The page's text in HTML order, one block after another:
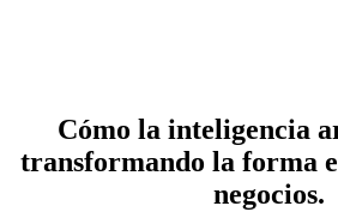
Cómo la inteligencia
transformando la forma
negocios.